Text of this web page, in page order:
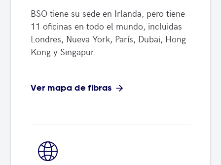
BSO tiene su sede en Irlanda, pero tiene
11 oficinas en todo el mundo, incluidas
Londres, Nueva York, París, Dubai, Hong
Kong y Singapur.
Ver mapa de fibras